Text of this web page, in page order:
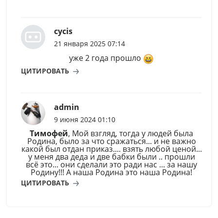
cycis
21 января 2025 07:14
уже 2 года прошло
ЦИТИРОВАТЬ
admin
9 июня 2024 01:10
Тимофей, Мой взгляд, тогда у людей была
Родина, было за что сражаться... и не важно
какой был отдан приказ.... взять любой ценой...
у меня два деда и две бабки были .. прошли
всё это... они сделали это ради нас ... за нашу
Родину!!! А наша Родина это наша Родина!
ЦИТИРОВАТЬ